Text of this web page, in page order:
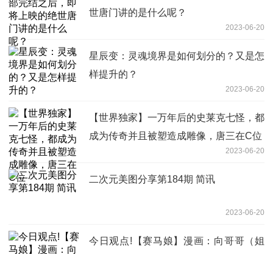
世唐门讲的是什么呢？
2023-06-20
星辰变：灵魂境界是如何划分的？又是怎
样提升的？
2023-06-20
【世界独家】一万年后的史莱克七怪，都
成为传奇并且被塑造成雕像，唐三在C位
2023-06-20
二次元美图分享第184期 简讯
2023-06-20
今日观点!【赛马娘】漫画：向哥哥（姐